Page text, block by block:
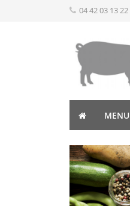
04 42 03 13 22
MENU